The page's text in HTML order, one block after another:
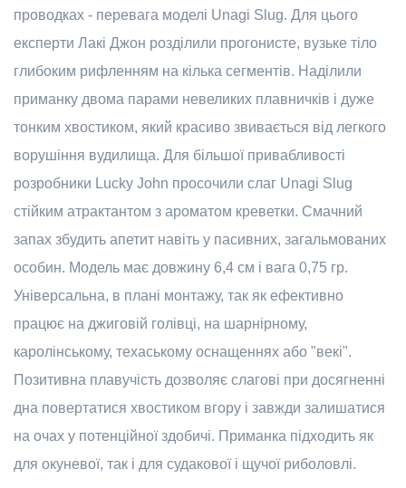
проводках - перевага моделі Unagi Slug. Для цього
експерти Лакі Джон розділили прогонисте, вузьке тіло
глибоким рифленням на кілька сегментів. Наділили
приманку двома парами невеликих плавничків і дуже
тонким хвостиком, який красиво звивається від легкого
ворушіння вудилища. Для більшої привабливості
розробники Lucky John просочили слаг Unagi Slug
стійким атрактантом з ароматом креветки. Смачний
запах збудить апетит навіть у пасивних, загальмованих
особин. Модель має довжину 6,4 см і вага 0,75 гр.
Універсальна, в плані монтажу, так як ефективно
працює на джиговій голівці, на шарнірному,
каролінському, техаському оснащеннях або "векі".
Позитивна плавучість дозволяє слагові при досягненні
дна повертатися хвостиком вгору і завжди залишатися
на очах у потенційної здобичі. Приманка підходить як
для окуневої, так і для судакової і щучої риболовлі.